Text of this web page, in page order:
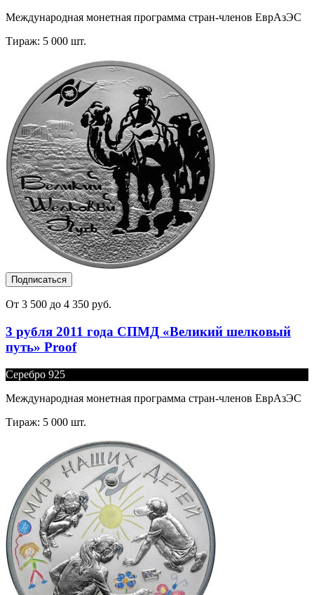
Международная монетная программа стран-членов ЕврАзЭС
Тираж: 5 000 шт.
Подписаться
От 3 500 до 4 350 руб.
3 рубля 2011 года СПМД «Великий шелковый
путь» Proof
Серебро 925
Международная монетная программа стран-членов ЕврАзЭС
Тираж: 5 000 шт.